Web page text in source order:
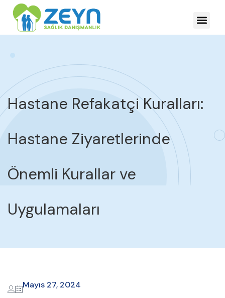
Hastane Refakatçi Kuralları:
Hastane Ziyaretlerinde
Önemli Kurallar ve
Uygulamaları
Mayıs 27, 2024